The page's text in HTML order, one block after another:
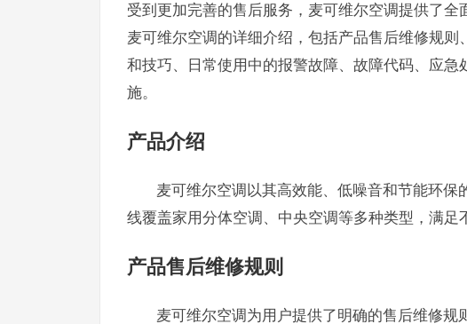
受到更加完善的售后服务，麦可维尔空调提供了
麦可维尔空调的详细介绍，包括产品售后维修规
和技巧、日常使用中的报警故障、故障代码、应
施。
产品介绍
麦可维尔空调以其高效能、低噪音和节能环
线覆盖家用分体空调、中央空调等多种类型，满足
产品售后维修规则
麦可维尔空调为用户提供了明确的售后维修规